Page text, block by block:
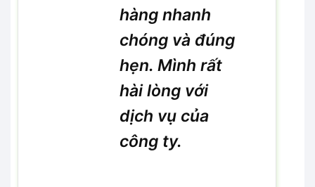
hàng nhanh
chóng và đúng
hẹn. Mình rất
hài lòng với
dịch vụ của
công ty.